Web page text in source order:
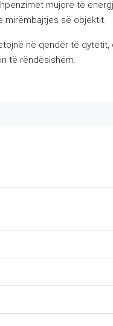
mujore të
mirëmbajtjes së objektit.
në qendër të qytetit,
të rëndësishëm.